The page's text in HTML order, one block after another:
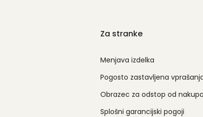
Za stranke
Menjava izdelka
Pogosto zastavljena
Obrazec za odstop od nakupa
Splošni garancijski pogoji